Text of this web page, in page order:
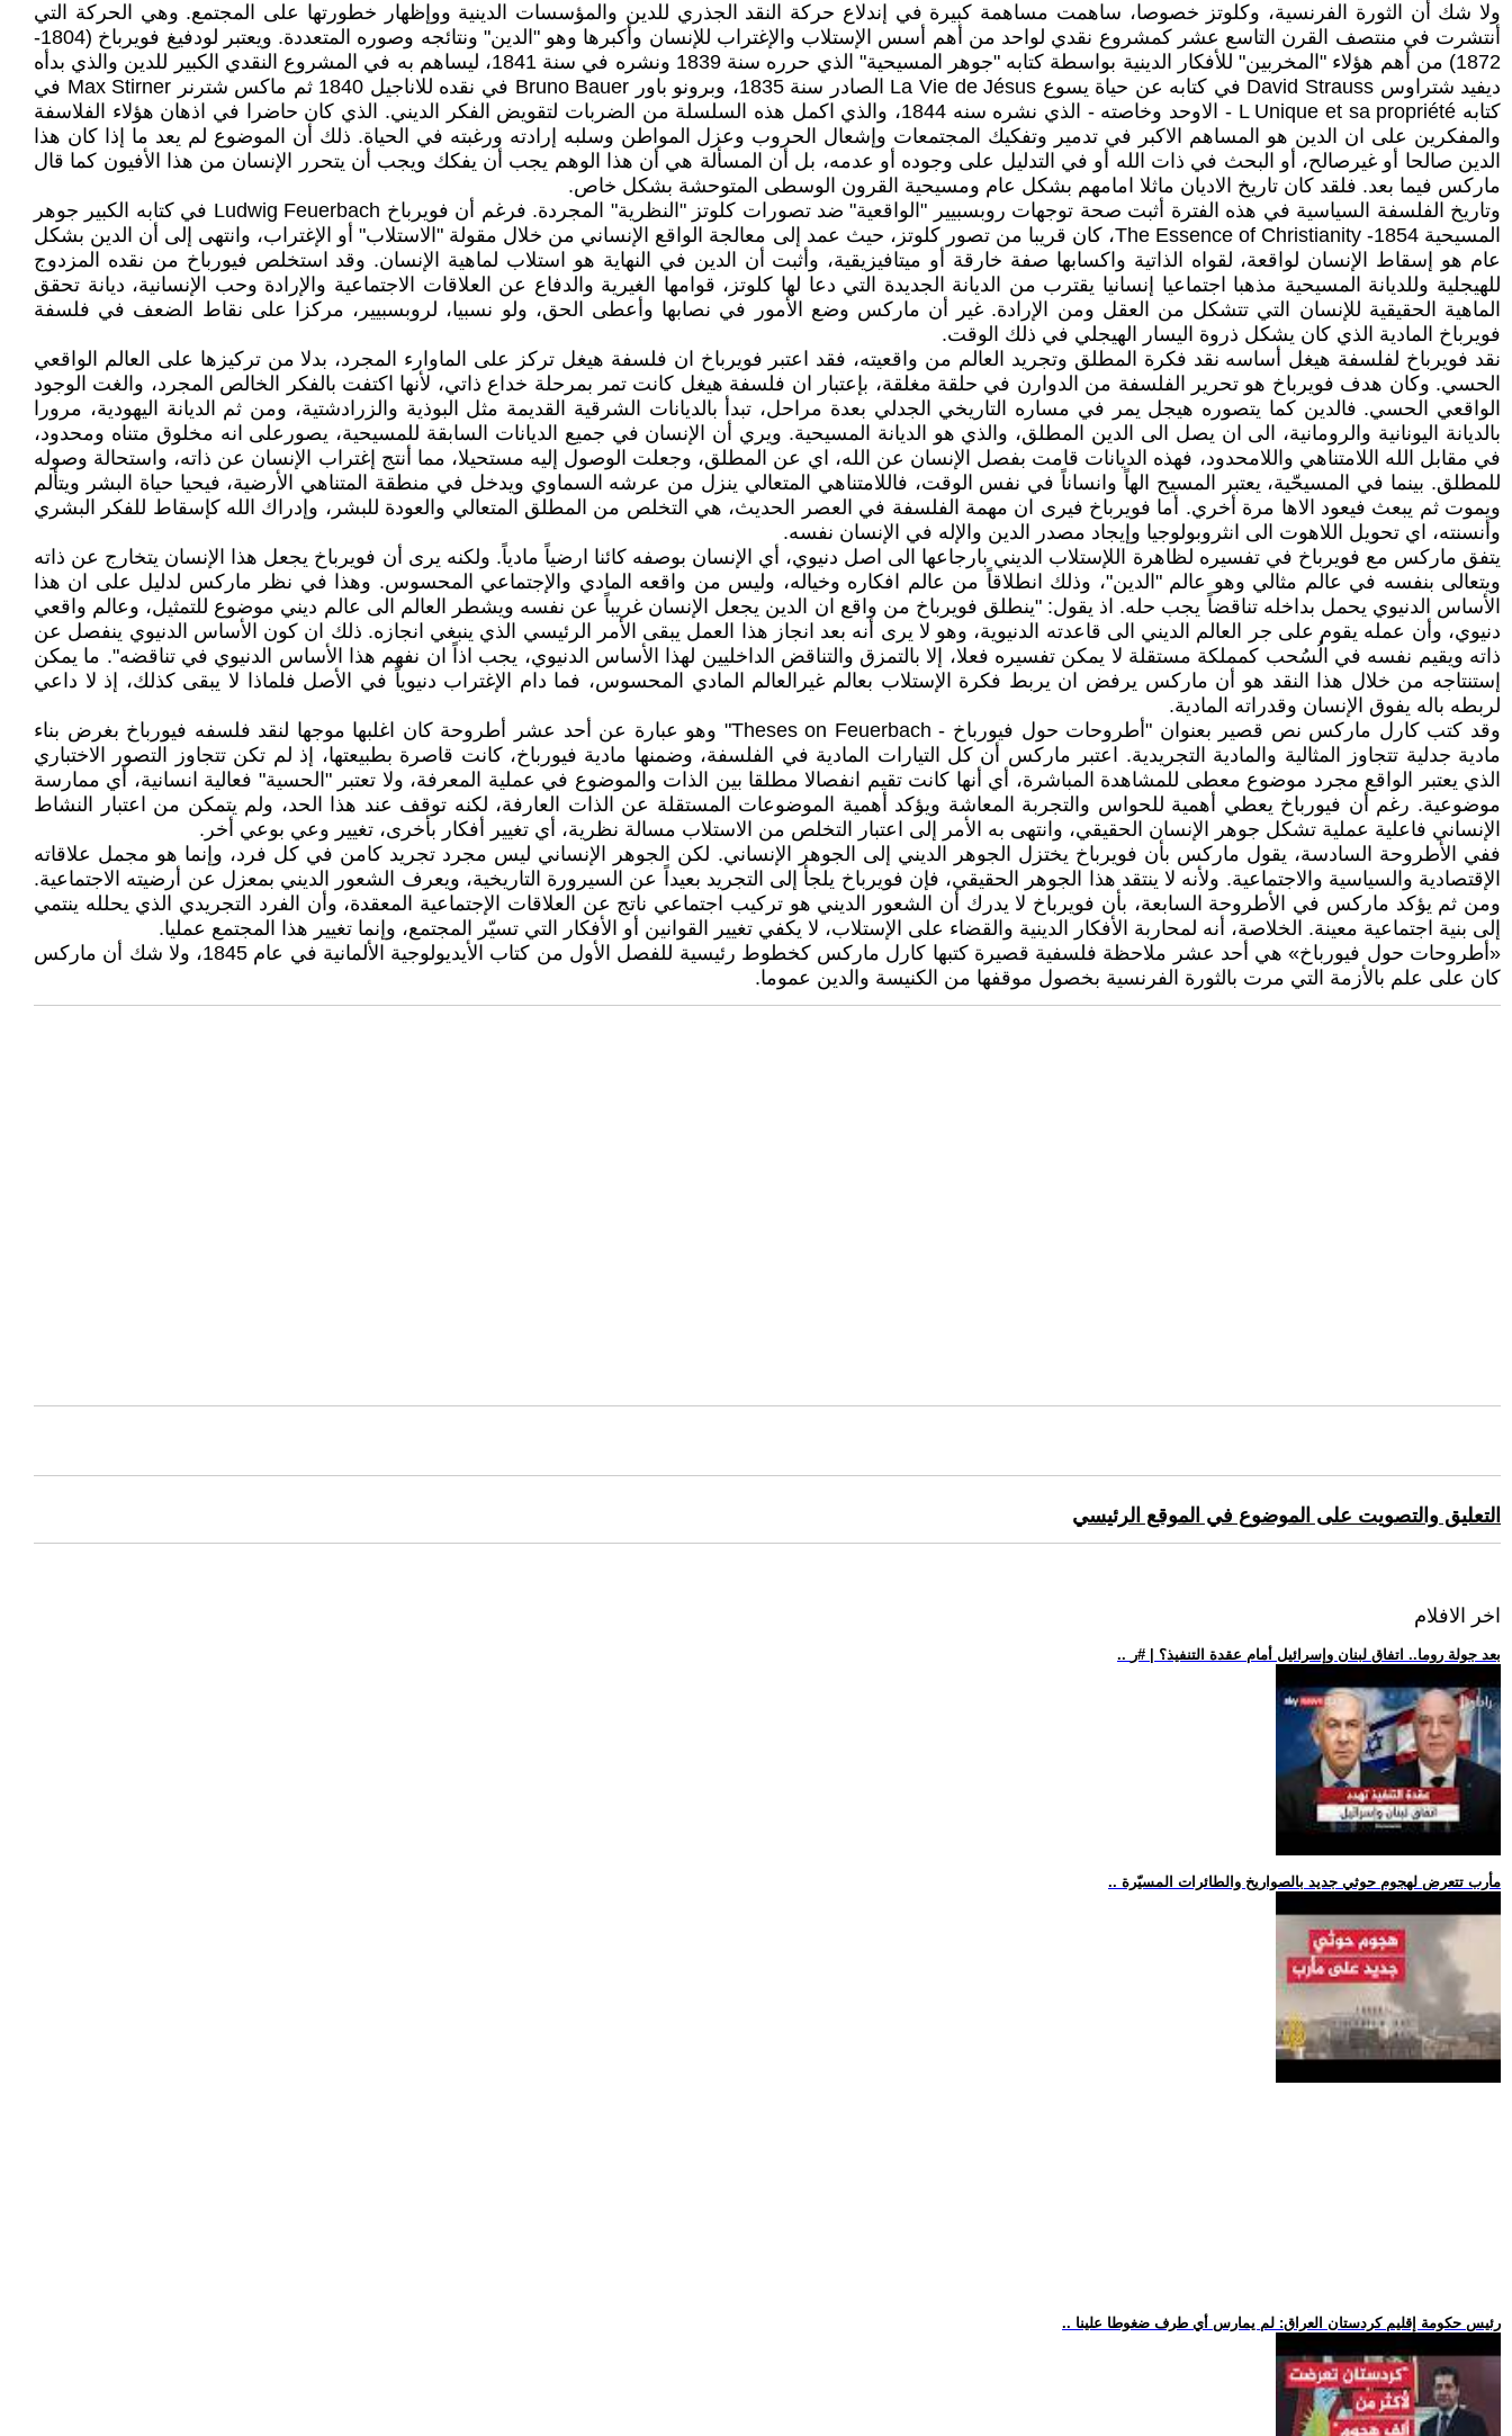
ولا شك أن الثورة الفرنسية، وكلوتز خصوصا، ساهمت مساهمة كبيرة في إندلاع حركة النقد الجذري للدين والمؤسسات الدينية ووإظهار خطورتها على المجتمع. وهي الحركة التي
أنتشرت في منتصف القرن التاسع عشر كمشروع نقدي لواحد من أهم أسس الإستلاب والإغتراب للإنسان وأكبرها وهو "الدين" ونتائجه وصوره المتعددة. ويعتبر لودفيغ فويرباخ (1804-
1872) من أهم هؤلاء "المخربين" للأفكار الدينية بواسطة كتابه "جوهر المسيحية" الذي حرره سنة 1839 ونشره في سنة 1841، ليساهم به في المشروع النقدي الكبير للدين والذي بدأه
ديفيد شتراوس David Strauss في كتابه عن حياة يسوع La Vie de Jésus الصادر سنة 1835، وبرونو باور Bruno Bauer في نقده للاناجيل 1840 ثم ماكس شترنر Max Stirner في
كتابه L Unique et sa propriété - الاوحد وخاصته - الذي نشره سنه 1844، والذي اكمل هذه السلسلة من الضربات لتقويض الفكر الديني. الذي كان حاضرا في اذهان هؤلاء الفلاسفة
والمفكرين على ان الدين هو المساهم الاكبر في تدمير وتفكيك المجتمعات وإشعال الحروب وعزل المواطن وسلبه إرادته ورغبته في الحياة. ذلك أن الموضوع لم يعد ما إذا كان هذا
الدين صالحا أو غيرصالح، أو البحث في ذات الله أو في التدليل على وجوده أو عدمه، بل أن المسألة هي أن هذا الوهم يجب أن يفكك ويجب أن يتحرر الإنسان من هذا الأفيون كما قال
ماركس فيما بعد. فلقد كان تاريخ الاديان ماثلا امامهم بشكل عام ومسيحية القرون الوسطى المتوحشة بشكل خاص.
وتاريخ الفلسفة السياسية في هذه الفترة أثبت صحة توجهات روبسبيير "الواقعية" ضد تصورات كلوتز "النظرية" المجردة. فرغم أن فويرباخ Ludwig Feuerbach في كتابه الكبير جوهر
المسيحية The Essence of Christianity -1854، كان قريبا من تصور كلوتز، حيث عمد إلى معالجة الواقع الإنساني من خلال مقولة "الاستلاب" أو الإغتراب، وانتهى إلى أن الدين بشكل
عام هو إسقاط الإنسان لواقعة، لقواه الذاتية واكسابها صفة خارقة أو ميتافيزيقية، وأثبت أن الدين في النهاية هو استلاب لماهية الإنسان. وقد استخلص فيورباخ من نقده المزدوج
للهيجلية وللديانة المسيحية مذهبا اجتماعيا إنسانيا يقترب من الديانة الجديدة التي دعا لها كلوتز، قوامها الغيرية والدفاع عن العلاقات الاجتماعية والإرادة وحب الإنسانية، ديانة تحقق
الماهية الحقيقية للإنسان التي تتشكل من العقل ومن الإرادة. غير أن ماركس وضع الأمور في نصابها وأعطى الحق، ولو نسبيا، لروبسبيير، مركزا على نقاط الضعف في فلسفة
فويرباخ المادية الذي كان يشكل ذروة اليسار الهيجلي في ذلك الوقت.
نقد فويرباخ لفلسفة هيغل أساسه نقد فكرة المطلق وتجريد العالم من واقعيته، فقد اعتبر فويرباخ ان فلسفة هيغل تركز على الماوارء المجرد، بدلا من تركيزها على العالم الواقعي
الحسي. وكان هدف فويرباخ هو تحرير الفلسفة من الدوارن في حلقة مغلقة، بإعتبار ان فلسفة هيغل كانت تمر بمرحلة خداع ذاتي، لأنها اكتفت بالفكر الخالص المجرد، والغت الوجود
الواقعي الحسي. فالدين كما يتصوره هيجل يمر في مساره التاريخي الجدلي بعدة مراحل، تبدأ بالديانات الشرقية القديمة مثل البوذية والزرادشتية، ومن ثم الديانة اليهودية، مرورا
بالديانة اليونانية والرومانية، الى ان يصل الى الدين المطلق، والذي هو الديانة المسيحية. ويري أن الإنسان في جميع الديانات السابقة للمسيحية، يصورعلى انه مخلوق متناه ومحدود،
في مقابل الله اللامتناهي واللامحدود، فهذه الديانات قامت بفصل الإنسان عن الله، اي عن المطلق، وجعلت الوصول إليه مستحيلا، مما أنتج إغتراب الإنسان عن ذاته، واستحالة وصوله
للمطلق. بينما في المسيحّية، يعتبر المسيح الهاً وانساناً في نفس الوقت، فاللامتناهي المتعالي ينزل من عرشه السماوي ويدخل في منطقة المتناهي الأرضية، فيحيا حياة البشر ويتألم
ويموت ثم يبعث فيعود الاها مرة أخري. أما فويرباخ فيرى ان مهمة الفلسفة في العصر الحديث، هي التخلص من المطلق المتعالي والعودة للبشر، وإدراك الله كإسقاط للفكر البشري
وأنسنته، اي تحويل اللاهوت الى انثروبولوجيا وإيجاد مصدر الدين والإله في الإنسان نفسه.
يتفق ماركس مع فويرباخ في تفسيره لظاهرة اللإستلاب الديني بارجاعها الى اصل دنيوي، أي الإنسان بوصفه كائنا ارضياً مادياً. ولكنه يرى أن فويرباخ يجعل هذا الإنسان يتخارج عن ذاته
ويتعالى بنفسه في عالم مثالي وهو عالم "الدين"، وذلك انطلاقاً من عالم افكاره وخياله، وليس من واقعه المادي والإجتماعي المحسوس. وهذا في نظر ماركس لدليل على ان هذا
الأساس الدنيوي يحمل بداخله تناقضاً يجب حله. اذ يقول: "ينطلق فويرباخ من واقع ان الدين يجعل الإنسان غريباً عن نفسه ويشطر العالم الى عالم ديني موضوع للتمثيل، وعالم واقعي
دنيوي، وأن عمله يقوم على جر العالم الديني الى قاعدته الدنيوية، وهو لا يرى أنه بعد انجاز هذا العمل يبقى الأمر الرئيسي الذي ينبغي انجازه. ذلك ان كون الأساس الدنيوي ينفصل عن
ذاته ويقيم نفسه في الُسُحب كمملكة مستقلة لا يمكن تفسيره فعلا، إلا بالتمزق والتناقض الداخليين لهذا الأساس الدنيوي، يجب اذاً ان نفهم هذا الأساس الدنيوي في تناقضه". ما يمكن
إستنتاجه من خلال هذا النقد هو أن ماركس يرفض ان يربط فكرة الإستلاب بعالم غيرالعالم المادي المحسوس، فما دام الإغتراب دنيوياً في الأصل فلماذا لا يبقى كذلك، إذ لا داعي
لربطه باله يفوق الإنسان وقدراته المادية.
وقد كتب كارل ماركس نص قصير بعنوان "أطروحات حول فيورباخ - Theses on Feuerbach" وهو عبارة عن أحد عشر أطروحة كان اغلبها موجها لنقد فلسفه فيورباخ بغرض بناء
مادية جدلية تتجاوز المثالية والمادية التجريدية. اعتبر ماركس أن كل التيارات المادية في الفلسفة، وضمنها مادية فيورباخ، كانت قاصرة بطبيعتها، إذ لم تكن تتجاوز التصور الاختباري
الذي يعتبر الواقع مجرد موضوع معطى للمشاهدة المباشرة، أي أنها كانت تقيم انفصالا مطلقا بين الذات والموضوع في عملية المعرفة، ولا تعتبر "الحسية" فعالية انسانية، أي ممارسة
موضوعية. رغم أن فيورباخ يعطي أهمية للحواس والتجربة المعاشة ويؤكد أهمية الموضوعات المستقلة عن الذات العارفة، لكنه توقف عند هذا الحد، ولم يتمكن من اعتبار النشاط
الإنساني فاعلية عملية تشكل جوهر الإنسان الحقيقي، وانتهى به الأمر إلى اعتبار التخلص من الاستلاب مسالة نظرية، أي تغيير أفكار بأخرى، تغيير وعي بوعي أخر.
ففي الأطروحة السادسة، يقول ماركس بأن فويرباخ يختزل الجوهر الديني إلى الجوهر الإنساني. لكن الجوهر الإنساني ليس مجرد تجريد كامن في كل فرد، وإنما هو مجمل علاقاته
الإقتصادية والسياسية والاجتماعية. ولأنه لا ينتقد هذا الجوهر الحقيقي، فإن فويرباخ يلجأ إلى التجريد بعيداً عن السيرورة التاريخية، ويعرف الشعور الديني بمعزل عن أرضيته الاجتماعية.
ومن ثم يؤكد ماركس في الأطروحة السابعة، بأن فويرباخ لا يدرك أن الشعور الديني هو تركيب اجتماعي ناتج عن العلاقات الإجتماعية المعقدة، وأن الفرد التجريدي الذي يحلله ينتمي
إلى بنية اجتماعية معينة. الخلاصة، أنه لمحاربة الأفكار الدينية والقضاء على الإستلاب، لا يكفي تغيير القوانين أو الأفكار التي تسيّر المجتمع، وإنما تغيير هذا المجتمع عمليا.
«أطروحات حول فيورباخ» هي أحد عشر ملاحظة فلسفية قصيرة كتبها كارل ماركس كخطوط رئيسية للفصل الأول من كتاب الأيديولوجية الألمانية في عام 1845، ولا شك أن ماركس
كان على علم بالأزمة التي مرت بالثورة الفرنسية بخصول موقفها من الكنيسة والدين عموما.
التعليق والتصويت على الموضوع في الموقع الرئيسي
اخر الافلام
.. بعد جولة روما.. اتفاق لبنان وإسرائيل أمام عقدة التنفيذ؟ | #ر
.. مأرب تتعرض لهجوم حوثي جديد بالصواريخ والطائرات المسيّرة
.. رئيس حكومة إقليم كردستان العراق: لم يمارس أي طرف ضغوطا علينا